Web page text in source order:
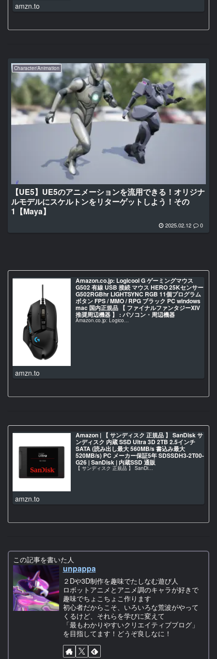
amzn.to
Character/Animation
【UE5】UE5のアニメーションを流用できる！オリジナ
ルモデルにスケルトンをリターゲットしよう！その
1【Maya】
2025.02.12 0
Amazon.co.jp: Logicool G ゲーミングマウス
G502 有線 USB 接続 マウス HERO 25Kセンサー
G502RGBhr LIGHTSYNC RGB 11個プログラム
ボタン FPS / MMO / RPG ブラック PC windows
mac 国内正規品 【 ファイナルファンタジーXIV
推奨周辺機器 】 : パソコン・周辺機器
Amazon.co.jp: Logico…
amzn.to
Amazon | 【 サンディスク 正規品 】 SanDisk サ
ンディスク 内蔵 SSD Ultra 3D 2TB 2.5インチ
SATA (読み出し最大 560MB/s 書込み最大
520MB/s) PC メーカー保証5年 SDSSDH3-2T00-
G26 | SanDisk | 内蔵SSD 通販
【 サンディスク 正規品 】 SanDi…
amzn.to
この記事を書いた人
unpappa
２Dや3D制作を趣味でたしなむ遊び人
ロボットアニメとアニメ調のキャラが好きで
趣味でちょこちょこ作ります
初心者だからこそ、いろいろな荒波がやって
くるけど、それらを学びに変えて
「最もわかりやすいクリエイティブブログ」
を目指してます！どうぞ良しなに！